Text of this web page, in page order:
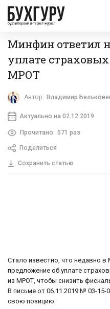
бухгалтерский интернет-журнал
Минфин ответил
уплате
МРОТ
Автор: Владимир
Актуально на 02.12.2019
Прочитано: 571 раз
Поделиться
Сохранить статью
Стало известно, что недавно в
предложение об уплате
из МРОТ, чтобы снизить
В письме от 06.11.2019 № 03-
свою позицию.